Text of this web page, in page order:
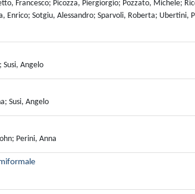
Francesco; Picozza, Piergiorgio; Pozzato, Michele;
Enrico; Sotgiu, Alessandro; Sparvoli, Roberta; Ubertini,
Susi, Angelo
Susi, Angelo
Perini, Anna